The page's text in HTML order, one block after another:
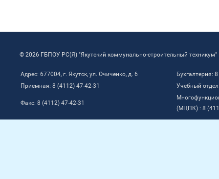
© 2026 ГБПОУ РС(Я) "Якутский коммунально-строительный техникум"
Адрес: 677004, г. Якутск, ул. Очиченко, д. 6
Бухгалтерия:
Приемная: 8 (4112) 47-42-31
Учебный
Факс: 8 (4112) 47-42-31
(МЦПК) : 8